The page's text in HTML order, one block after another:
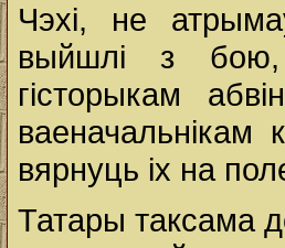
Чэхі, не
выйшлі з бою,
гісторыкам
ваеначальнікам
вярнуць іх на
Татары таксама